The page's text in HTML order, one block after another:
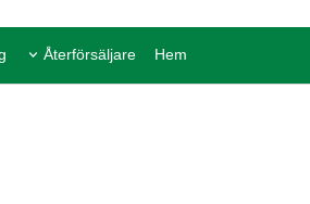
Återförsäljare Hem